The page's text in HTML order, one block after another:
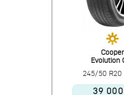
Cooper
Evolution
245/50 R20
39